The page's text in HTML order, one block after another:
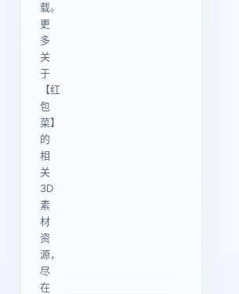
载。
更
多
关
于
【红
包
菜】
的
相
关
3D
素
材
资
源，
尽
在